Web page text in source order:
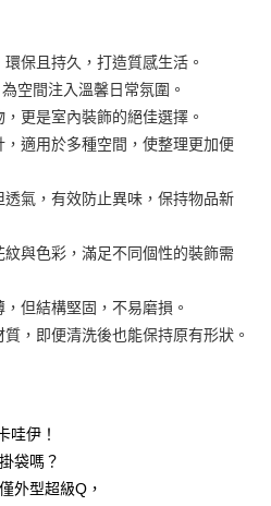
後才付款」的支付方式。 讓您購物簡單
、不需儲值。
，即可結帳。
再付款。
付」後，將跳轉至「AFTEE先享後付」
後，即可完成結帳。
通知簡訊。
擊此簡訊中的連結，可透過四大超商／
款，方視為交易完成。
刻繳費，但若您需要取消訂單，請聯絡
)免運費
保且持久，打造質感生活。
空間注入溫馨日常氛圍。
更是室內裝飾的絕佳選擇。
適用於多種空間，使整理更加便
氣，有效防止異味，保持物品新
與色彩，滿足不同個性的裝飾需
但結構堅固，不易磨損。
，即便清洗後也能保持原有形狀。
哇伊！
袋嗎？
外型超級Q，